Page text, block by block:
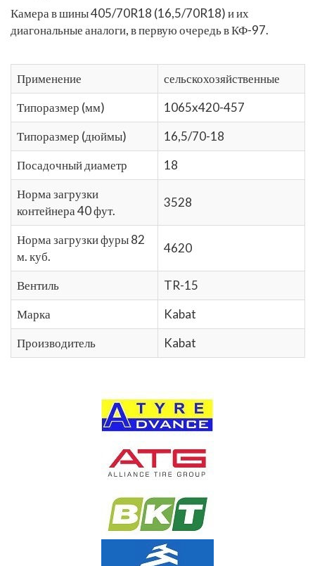
Камера вшины 405/70R18 (16,5/70R18)и их
диагональные аналоги, в первую очередь в КФ-97.
Применение
сельскохозяйственные
Типоразмер (мм)
1065x420-457
Типоразмер (дюймы)
16,5/70-18
Посадочный диаметр
18
Норма загрузки
контейнера 40 фут.
3528
Норма загрузки фуры 82
м. куб.
4620
Вентиль
TR-15
Марка
Kabat
Производитель
Kabat